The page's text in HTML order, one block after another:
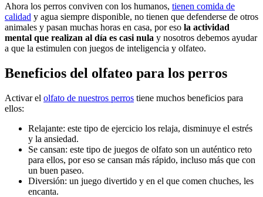
Ahora los perros conviven con los humanos, tienen comida de
calidad y agua siempre disponible, no tienen que defenderse de otros
animales y pasan muchas horas en casa, por eso la actividad
mental que realizan al día es casi nula y nosotros debemos ayudar
a que la estimulen con juegos de inteligencia y olfateo.
Beneficios del olfateo para los perros
Activar el olfato de nuestros perros tiene muchos beneficios para
ellos:
Relajante: este tipo de ejercicio los relaja, disminuye el estrés
y la ansiedad.
Se cansan: este tipo de juegos de olfato son un auténtico reto
para ellos, por eso se cansan más rápido, incluso más que con
un buen paseo.
Diversión: un juego divertido y en el que comen chuches, les
encanta.